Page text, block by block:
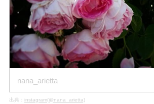
nana_arietta
出典： instagram(@nana_arietta)